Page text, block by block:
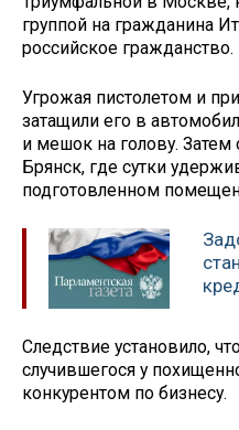
группой на гражданина
российское гражданство.
Угрожая пистолетом и
затащили его в
и мешок на голову.
Брянск, где сутки
подготовленном
Следствие установило,
случившегося у
конкурентом по бизнесу.